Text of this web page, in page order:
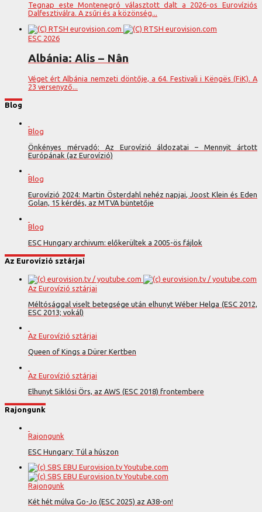
Tegnap este Montenegró választott dalt a 2026-os Eurovíziós
Dalfesztiválra. A zsűri és a közönség...
ESC 2026
Albánia: Alis – Nân
Véget ért Albánia nemzeti döntője, a 64. Festivali i Këngës (FiK). A
23 versenyző...
Blog
Blog
Önkényes mérvadó: Az Eurovízió áldozatai – Mennyit ártott
Európának (az Eurovízió)
Blog
Eurovízió 2024: Martin Österdahl nehéz napjai, Joost Klein és Eden
Golan, 15 kérdés, az MTVA büntetője
Blog
ESC Hungary archivum: előkerültek a 2005-ös fájlok
Az Eurovízió sztárjai
Az Eurovízió sztárjai
Méltósággal viselt betegsége után elhunyt Wéber Helga (ESC 2012,
ESC 2013; vokál)
Az Eurovízió sztárjai
Queen of Kings a Dürer Kertben
Az Eurovízió sztárjai
Elhunyt Siklósi Örs, az AWS (ESC 2018) frontembere
Rajongunk
Rajongunk
ESC Hungary: Túl a húszon
Rajongunk
Két hét múlva Go-Jo (ESC 2025) az A38-on!